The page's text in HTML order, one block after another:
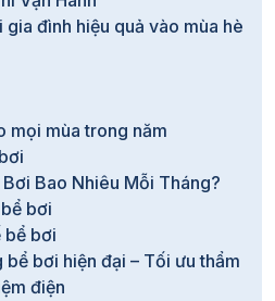
đình hiệu quả vào mùa hè
mọi mùa trong năm
Bơi Bao Nhiêu Mỗi Tháng?
bơi
bể bơi
bể bơi hiện đại – Tối ưu thẩm
điện